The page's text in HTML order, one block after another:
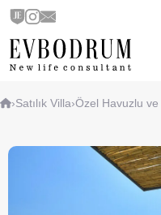
›Satılık Villa›Özel Havuzlu